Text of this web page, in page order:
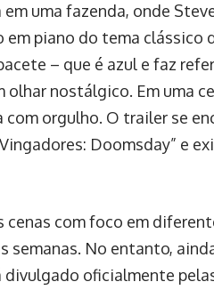
uma fazenda, onde
em piano do tema clássico
– que é azul e faz
olhar nostálgico. Em uma
orgulho. O trailer se
Doomsday” e
com foco em
semanas. No entanto,
oficialmente